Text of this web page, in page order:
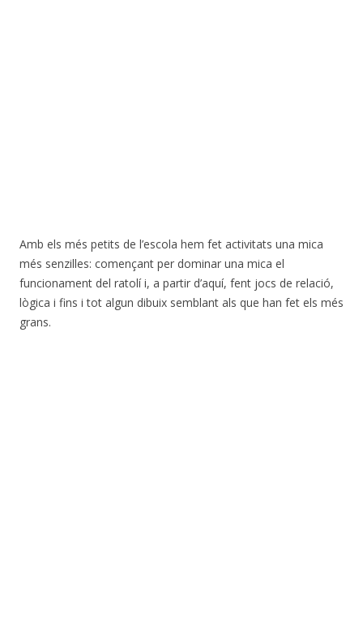
Amb els més petits de l’escola hem fet activitats una mica
més senzilles: començant per dominar una mica el
funcionament del ratolí i, a partir d’aquí, fent jocs de relació,
lògica i fins i tot algun dibuix semblant als que han fet els més
grans.